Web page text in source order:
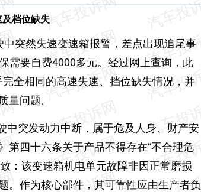
档位缺失
突然失速变速箱报警，差点出现追尾事
需要自费4000多元。经过网上查询，此
全相同的高速失速、挡位缺失情况，并
问题。
突发动力中断，属于危及人身、财产安
第四十六条关于产品不得存在“不合理危
：该变速箱机电单元故障非因正常磨损
。作为核心部件，其可靠性应由生产者负